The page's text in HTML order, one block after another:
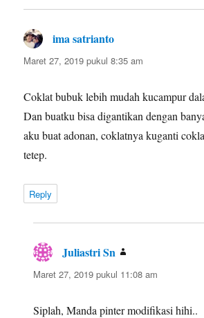
ima satrianto
Maret 27, 2019 pukul 8:35 am
Coklat bubuk lebih mudah kucampur
Dan buatku bisa digantikan dengan
aku buat adonan, coklatnya kuganti
tetep.
Reply
Juliastri Sn
Maret 27, 2019 pukul 11:08 am
Siplah, Manda pinter modifikasi hihi..